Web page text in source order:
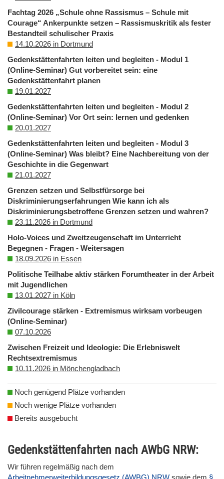
Fachtag 2026 „Schule ohne Rassismus – Schule mit
Courage“ Ankerpunkte setzen – Rassismuskritik als fester
Bestandteil schulischer Praxis
14.10.2026 in Dortmund
Gedenkstättenfahrten leiten und begleiten - Modul 1
(Online-Seminar) Gut vorbereitet sein: eine
Gedenkstättenfahrt planen
19.01.2027
Gedenkstättenfahrten leiten und begleiten - Modul 2
(Online-Seminar) Vor Ort sein: lernen und gedenken
20.01.2027
Gedenkstättenfahrten leiten und begleiten - Modul 3
(Online-Seminar) Was bleibt? Eine Nachbereitung von der
Geschichte in die Gegenwart
21.01.2027
Grenzen setzen und Selbstfürsorge bei
Diskriminierungserfahrungen Wie kann ich als
Diskriminierungsbetroffene Grenzen setzen und wahren?
23.11.2026 in Dortmund
Holo-Voices und Zweitzeugenschaft im Unterricht
Begegnen - Fragen - Weitersagen
18.09.2026 in Essen
Politische Teilhabe aktiv stärken Forumtheater in der Arbeit
mit Jugendlichen
13.01.2027 in Köln
Zivilcourage stärken - Extremismus wirksam vorbeugen
(Online-Seminar)
07.10.2026
Zwischen Freizeit und Ideologie: Die Erlebniswelt
Rechtsextremismus
10.11.2026 in Mönchengladbach
Noch genügend Plätze vorhanden
Noch wenige Plätze vorhanden
Bereits ausgebucht
Gedenkstättenfahrten nach AWbG NRW:
Wir führen regelmäßig nach dem